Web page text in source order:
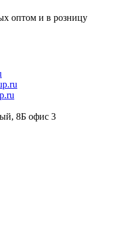
оптом и в розницу
8Б офис 3